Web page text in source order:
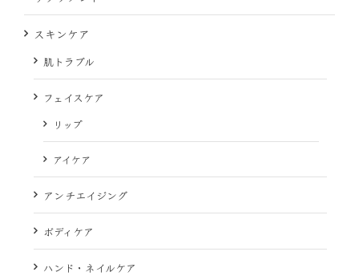
スキンケア
肌トラブル
フェイスケア
リップ
アイケア
アンチエイジング
ボディケア
ハンド・ネイルケア